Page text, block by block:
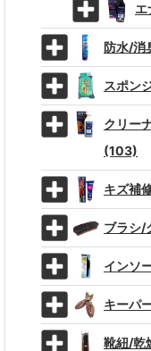
エ
防水/消
スポン
クリー
(103)
キズ補
ブラシ/
インソ
キーパ
靴紐/乾